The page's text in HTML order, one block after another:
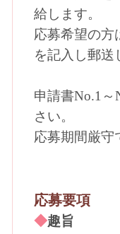
給します。
応募希望の方
を記入し郵送
申請書No.1
さい。
応募期間厳守
応募要項
◆趣旨